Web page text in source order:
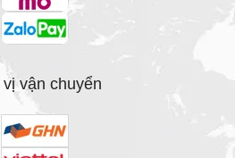
vận chuyển